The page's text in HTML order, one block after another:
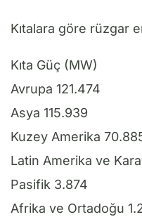
Kıtalara göre rüzgar
Kıta Güç (MW)
Avrupa 121.474
Asya 115.939
Kuzey Amerika
Latin Amerika ve
Pasifik 3.874
Afrika ve Ortadoğu